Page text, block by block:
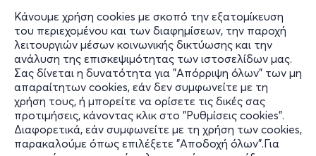
Κάνουμε χρήση cookies με σκοπό την εξατομίκευση
του περιεχομένου και των διαφημίσεων, την παροχή
λειτουργιών μέσων κοινωνικής δικτύωσης και την
ανάλυση της επισκεψιμότητας των ιστοσελίδων μας.
Σας δίνεται η δυνατότητα για "Απόρριψη όλων" των μη
απαραίτητων cookies, εάν δεν συμφωνείτε με τη
χρήση τους, ή μπορείτε να ορίσετε τις δικές σας
προτιμήσεις, κάνοντας κλικ στο "Ρυθμίσεις cookies".
Διαφορετικά, εάν συμφωνείτε με τη χρήση των cookies,
παρακαλούμε όπως επιλέξετε "Αποδοχή όλων".Για
Πληροφορίες
Υποστήριξη
Stay Connected